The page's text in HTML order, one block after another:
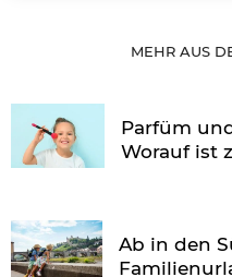
MEHR AUS
Parfüm
Worauf ist
Ab in den